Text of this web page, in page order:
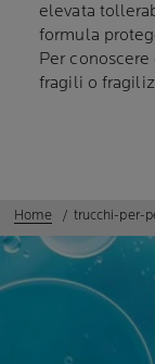
elevata
formula
Per
fragili o
Home trucchi-per-